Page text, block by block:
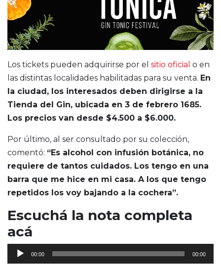
Los tickets pueden adquirirse por el sitio oficial o en
las distintas localidades habilitadas para su venta. En
la ciudad, los interesados deben dirigirse a la
Tienda del Gin, ubicada en 3 de febrero 1685.
Los precios van desde $4.500 a $6.000.
Por último, al ser consultado por su colección,
comentó: “Es alcohol con infusión botánica, no
requiere de tantos cuidados. Los tengo en una
barra que me hice en mi casa. A los que tengo
repetidos los voy bajando a la cochera”.
Escuchá la nota completa
acá
Reproductor
de
00:00 00:00